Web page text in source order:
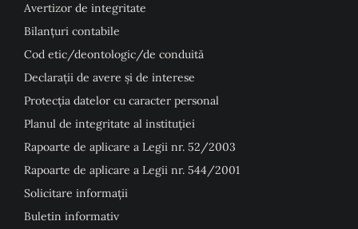
Avertizor de integritate
Bilanțuri contabile
Cod etic/deontologic/de conduită
Declarații de avere și de interese
Protecția datelor cu caracter personal
Planul de integritate al instituției
Rapoarte de aplicare a Legii nr. 52/2003
Rapoarte de aplicare a Legii nr. 544/2001
Solicitare informații
Buletin informativ